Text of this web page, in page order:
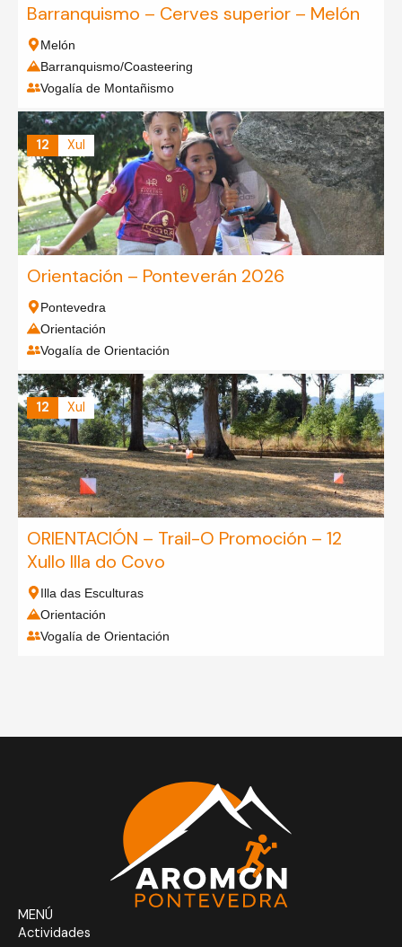
Barranquismo – Cerves superior – Melón
Melón
Barranquismo/Coasteering
Vogalía de Montañismo
12 Xul
Orientación – Ponteverán 2026
Pontevedra
Orientación
Vogalía de Orientación
12 Xul
ORIENTACIÓN – Trail-O Promoción – 12
Xullo Illa do Covo
Illa das Esculturas
Orientación
Vogalía de Orientación
MENÚ
Actividades